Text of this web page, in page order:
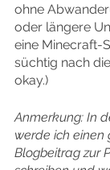
ohne
oder längere
eine Minecraft-
süchtig nach
okay.)
Anmerkung: In
werde ich einen
Blogbeitrag zur